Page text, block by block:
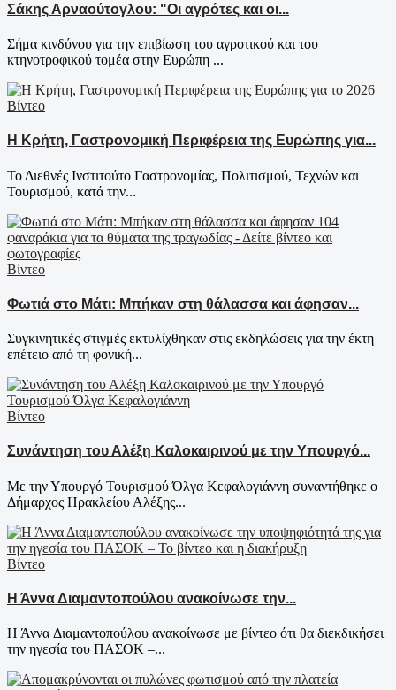
Σάκης Αρναούτογλου: "Οι αγρότες και οι...
Σήμα κινδύνου για την επιβίωση του αγροτικού και του
κτηνοτροφικού τομέα στην Ευρώπη ...
Βίντεο
Η Κρήτη, Γαστρονομική Περιφέρεια της Ευρώπης για...
Το Διεθνές Ινστιτούτο Γαστρονομίας, Πολιτισμού, Τεχνών και
Τουρισμού, κατά την...
Βίντεο
Φωτιά στο Μάτι: Μπήκαν στη θάλασσα και άφησαν...
Συγκινητικές στιγμές εκτυλίχθηκαν στις εκδηλώσεις για την έκτη
επέτειο από τη φονική...
Βίντεο
Συνάντηση του Αλέξη Καλοκαιρινού με την Υπουργό...
Με την Υπουργό Τουρισμού Όλγα Κεφαλογιάννη συναντήθηκε ο
Δήμαρχος Ηρακλείου Αλέξης...
Βίντεο
Η Άννα Διαμαντοπούλου ανακοίνωσε την...
Η Άννα Διαμαντοπούλου ανακοίνωσε με βίντεο ότι θα διεκδικήσει
την ηγεσία του ΠΑΣΟΚ –...